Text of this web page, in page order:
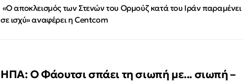
«Ο αποκλεισμός των Στενών του Ορμούζ κατά του Ιράν παραμένει
σε ισχύ» αναφέρει η Centcom
ΗΠΑ: Ο Φάουτσι σπάει τη σιωπή με... σιωπή –